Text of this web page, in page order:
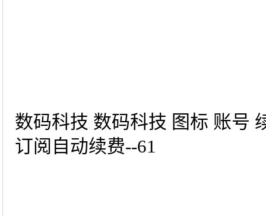
数码科技 数码科技 图标 账号
订阅自动续费--61